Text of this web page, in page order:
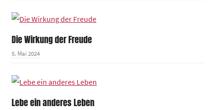
Die Wirkung der Freude
5. Mai 2024
Lebe ein anderes Leben